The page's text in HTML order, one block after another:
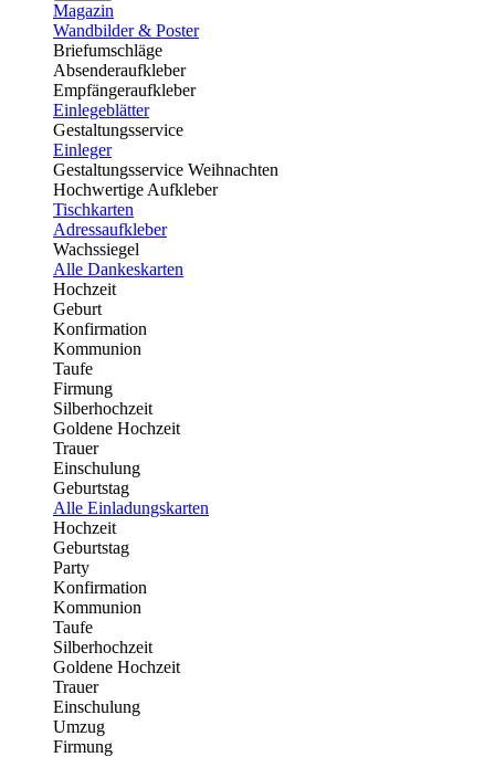
Magazin
Wandbilder & Poster
Briefumschläge
Absenderaufkleber
Empfängeraufkleber
Einlegeblätter
Gestaltungsservice
Einleger
Gestaltungsservice Weihnachten
Hochwertige Aufkleber
Tischkarten
Adressaufkleber
Wachssiegel
Alle Dankeskarten
Hochzeit
Geburt
Konfirmation
Kommunion
Taufe
Firmung
Silberhochzeit
Goldene Hochzeit
Trauer
Einschulung
Geburtstag
Alle Einladungskarten
Hochzeit
Geburtstag
Party
Konfirmation
Kommunion
Taufe
Silberhochzeit
Goldene Hochzeit
Trauer
Einschulung
Umzug
Firmung